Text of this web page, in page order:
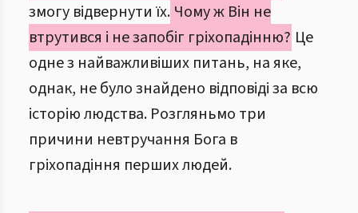
змогу відвернути їх. Чому ж Він не
втрутився і не запобіг гріхопадінню? Це
одне з найважливіших питань, на яке,
однак, не було знайдено відповіді за всю
історію людства. Розгляньмо три
причини невтручання Бога в
гріхопадіння перших людей.